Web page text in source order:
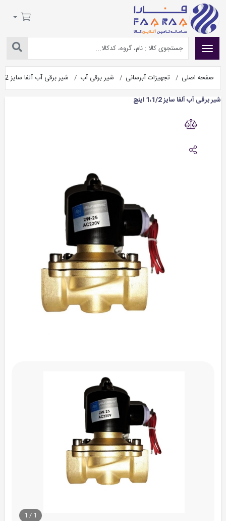
صفحه اصلی تجهیزات آبرسانی شیر برقی آب
شیر برقی آب آلفا سایز 1،1/2 اینچ
شیر برقی آب آلفا سایز 1،1/2 اینچ
1
/
1